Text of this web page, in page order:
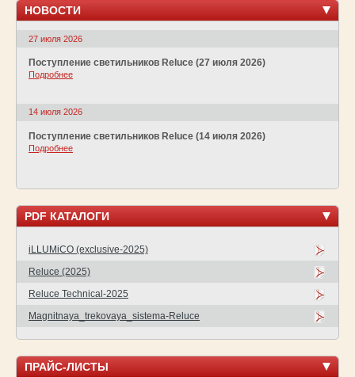
НОВОСТИ
27 июля 2026
Поступление светильников Reluce (27 июля 2026)
Подробнее
14 июля 2026
Поступление светильников Reluce (14 июля 2026)
Подробнее
PDF КАТАЛОГИ
iLLUMiCO (exclusive-2025)
Reluce (2025)
Reluce Technical-2025
Magnitnaya_trekovaya_sistema-Reluce
ПРАЙС-ЛИСТЫ